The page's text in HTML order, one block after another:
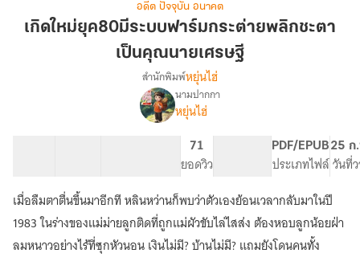
ยุค80มี
ระบบ
ฟาร์ม
กระต่าย
เป็น
เศรษฐี
อดีต ปัจจุบัน อนาคต
เกิดใหม่ยุค80มีระบบฟาร์มกระต่ายพลิกชะตา
เป็นคุณนายเศรษฐี
เรื่อง
เกิด
ใหม่
ยุค80มี
ระบบ
ฟาร์ม
กระต่าย
พลิก
ชะตา
เป็น
สำนักพิมพ์หยุ่นไฮ่
นามปากกา
หยุ่นไฮ่
71
ยอดวิว
PDF/EPUB
ประเภทไฟล์
25 ก
วันที่
เมื่อลืมตาตื่นขึ้นมาอีกที หลินหว่านก็พบว่าตัวเองย้อนเวลากลับมาในปี
1983 ในร่างของแม่ม่ายลูกติดที่ถูกแม่ผัวขับไล่ไสส่ง ต้องหอบลูกน้อยฝ่า
ลมหนาวอย่างไร้ที่ซุกหัวนอน เงินไม่มี? บ้านไม่มี? แถมยังโดนคนทั้ง